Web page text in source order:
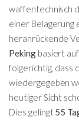
waffentechnisch
einer Belagerung
heranrückende
Pekingbasiert auf
folgerichtig, dass
wiedergegeben
heutiger Sicht
Dies gelingt 55